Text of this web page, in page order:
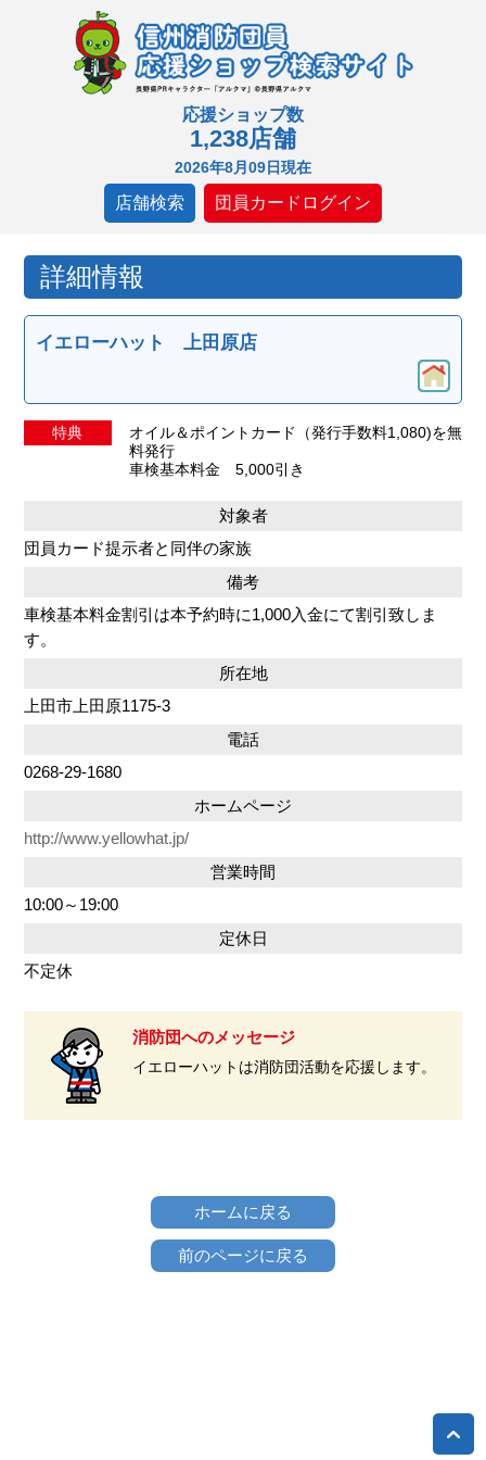
応援ショップ数
1,238店舗
2026年8月09日現在
店舗検索 団員カードログイン
詳細情報
イエローハット 上田原店
特典
オイル＆ポイントカード（発行手数料1,080)を無
料発行
車検基本料金 5,000引き
対象者
団員カード提示者と同伴の家族
備考
車検基本料金割引は本予約時に1,000入金にて割引致しま
す。
所在地
上田市上田原1175-3
電話
0268-29-1680
ホームページ
http://www.yellowhat.jp/
営業時間
10:00～19:00
定休日
不定休
消防団へのメッセージ
イエローハットは消防団活動を応援します。
ホームに戻る
前のページに戻る